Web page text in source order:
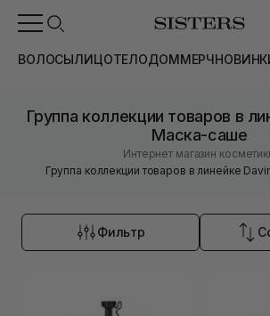
ВОЛОСЫЛИЦОТЕЛОДОММЕРЧ
Группа коллекции товаров в
Маска-саше
Интернет магазин
Группа коллекции товаров в линейке
Фильтр